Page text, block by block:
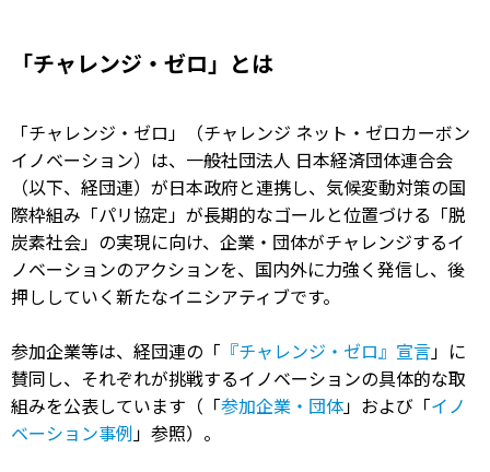
「チャレンジ・ゼロ」とは
「チャレンジ・ゼロ」（チャレンジ ネット・ゼロカーボン
イノベーション）は、一般社団法人 日本経済団体連合会
（以下、経団連）が日本政府と連携し、気候変動対策の国
際枠組み「パリ協定」が長期的なゴールと位置づける「脱
炭素社会」の実現に向け、企業・団体がチャレンジするイ
ノベーションのアクションを、国内外に力強く発信し、後
押ししていく新たなイニシアティブです。
参加企業等は、経団連の「 『チャレンジ・ゼロ』宣言」に
賛同し、それぞれが挑戦するイノベーションの具体的な取
組みを公表しています（「参加企業・団体」および「イノ
ベーション事例 」参照）。